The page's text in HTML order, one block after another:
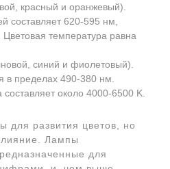
красный и оранжевый).
составляет 620-595 нм,
температура равна
синий и фиолетовый).
в пределах 490-380 нм.
около 4000-6500 K.
для развития цветов, но
Лампы
для